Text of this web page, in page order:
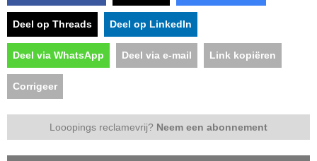
Deel op Threads Deel op LinkedIn
Deel via WhatsApp Deel via e-mail Link kopiëren
Corrigeer
Looopings reclamevrij? Neem een abonnement